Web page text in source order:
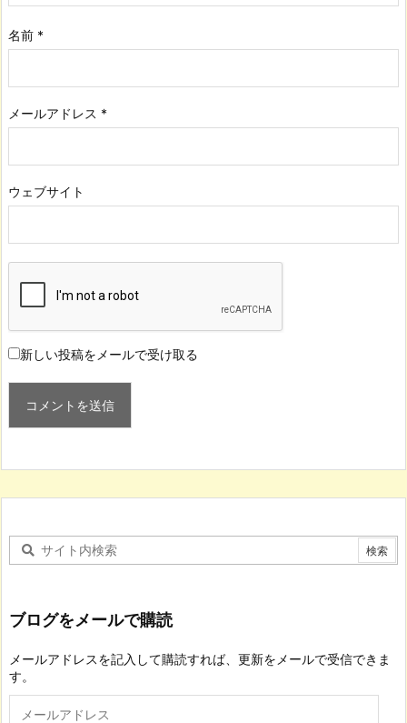
名前 *
メールアドレス *
ウェブサイト
新しい投稿をメールで受け取る
ブログをメールで購読
メールアドレスを記入して購読すれば、更新をメールで受信できま
す。